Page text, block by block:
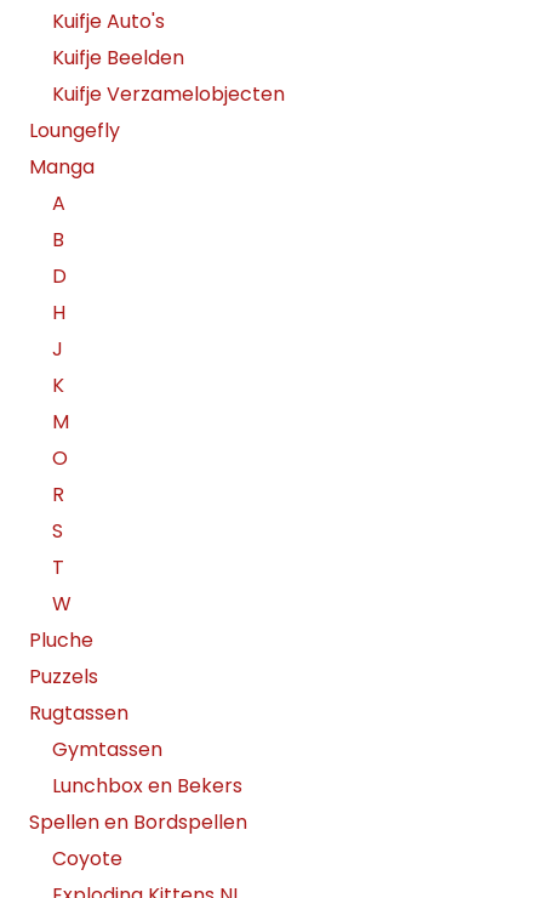
Kuifje Auto's
Kuifje Beelden
Kuifje Verzamelobjecten
Loungefly
Manga
A
B
D
H
J
K
M
O
R
S
T
W
Pluche
Puzzels
Rugtassen
Gymtassen
Lunchbox en Bekers
Spellen en Bordspellen
Coyote